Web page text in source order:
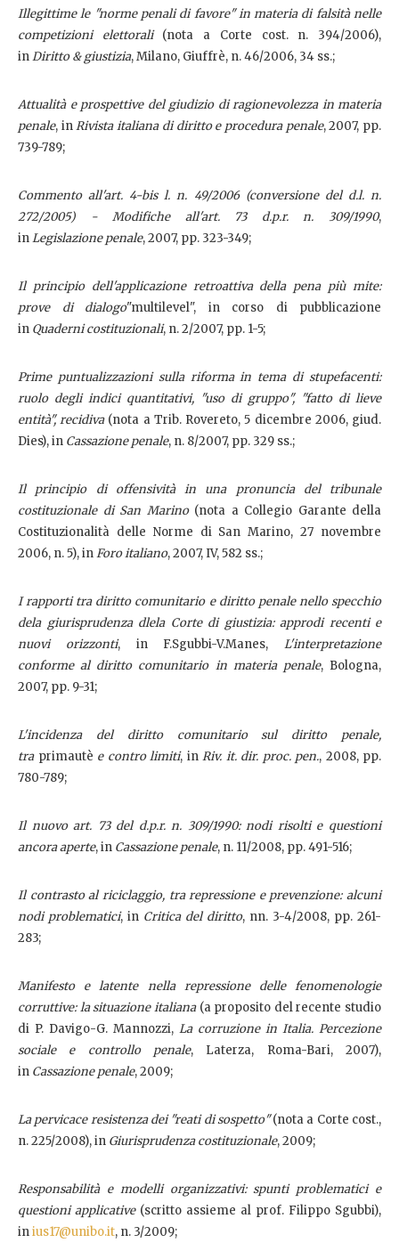
Illegittime le "norme penali di favore" in materia di falsità nelle
competizioni elettorali(nota a Corte cost. n. 394/2006),
inDiritto & giustizia, Milano, Giuffrè, n. 46/2006, 34 ss.;
Attualità e prospettive del giudizio di ragionevolezza in materia
penale, inRivista italiana di diritto e procedura penale, 2007, pp.
739-789;
Commento all'art. 4-bis l. n. 49/2006 (conversione del d.l. n.
272/2005) - Modifiche all'art. 73 d.p.r. n. 309/1990,
inLegislazione penale, 2007, pp. 323-349;
Il principio dell'applicazione retroattiva della pena più mite:
prove di dialogo"multilevel", in corso di pubblicazione
in Quaderni costituzionali, n. 2/2007, pp. 1-5;
Prime puntualizzazioni sulla riforma in tema di stupefacenti:
ruolo degli indici quantitativi, "uso di gruppo", "fatto di lieve
entità", recidiva(nota a Trib. Rovereto, 5 dicembre 2006, giud.
Dies), in Cassazione penale, n. 8/2007, pp. 329 ss.;
Il principio di offensività in una pronuncia del tribunale
costituzionale di San Marino (nota a Collegio Garante della
Costituzionalità delle Norme di San Marino, 27 novembre
2006, n. 5), inForo italiano, 2007, IV, 582 ss.;
I rapporti tra diritto comunitario e diritto penale nello specchio
dela giurisprudenza dlela Corte di giustizia: approdi recenti e
nuovi orizzonti, in F.Sgubbi-V.Manes, L'interpretazione
conforme al diritto comunitario in materia penale, Bologna,
2007, pp. 9-31;
L'incidenza del diritto comunitario sul diritto penale,
tra primautè e contro limiti, in Riv. it. dir. proc. pen., 2008, pp.
780-789;
Il nuovo art. 73 del d.p.r. n. 309/1990: nodi risolti e questioni
ancora aperte, in Cassazione penale, n. 11/2008, pp. 491-516;
Il contrasto al riciclaggio, tra repressione e prevenzione: alcuni
nodi problematici, in Critica del diritto, nn. 3-4/2008, pp. 261-
283;
Manifesto e latente nella repressione delle fenomenologie
corruttive: la situazione italiana(a proposito del recente studio
di P. Davigo-G. Mannozzi, La corruzione in Italia. Percezione
sociale e controllo penale, Laterza, Roma-Bari, 2007),
in Cassazione penale, 2009;
La pervicace resistenza dei "reati di sospetto"(nota a Corte cost.,
n. 225/2008), in Giurisprudenza costituzionale, 2009;
Responsabilità e modelli organizzativi: spunti problematici e
questioni applicative (scritto assieme al prof. Filippo Sgubbi),
inius17@unibo.it, n. 3/2009;